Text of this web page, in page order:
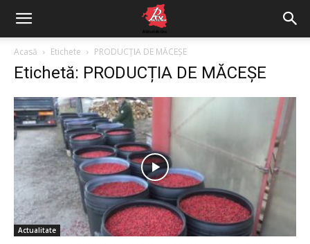
Acasă Etichete PRODUCȚIA DE MĂCEȘE
Etichetă: PRODUCȚIA DE MĂCEȘE
Actualitate